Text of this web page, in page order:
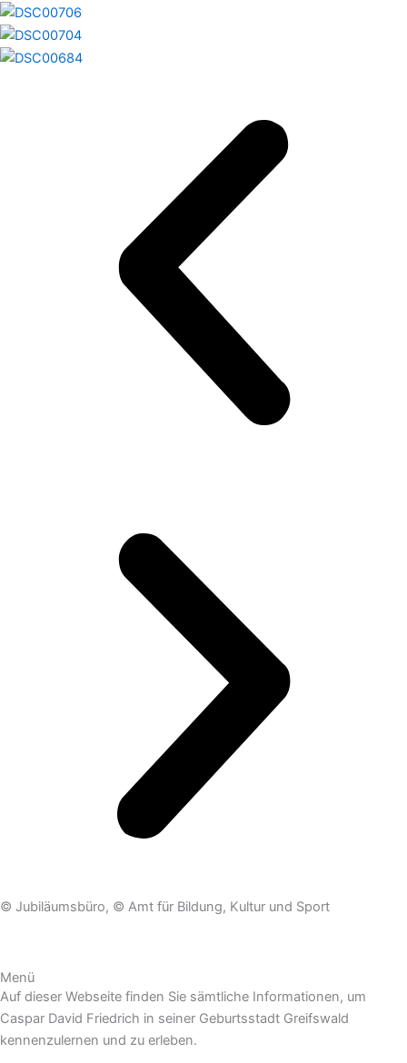
© Jubiläumsbüro, © Amt für Bildung, Kultur und Sport
Menü
Auf dieser Webseite finden Sie sämtliche Informationen, um
Caspar David Friedrich in seiner Geburtsstadt Greifswald
kennenzulernen und zu erleben.